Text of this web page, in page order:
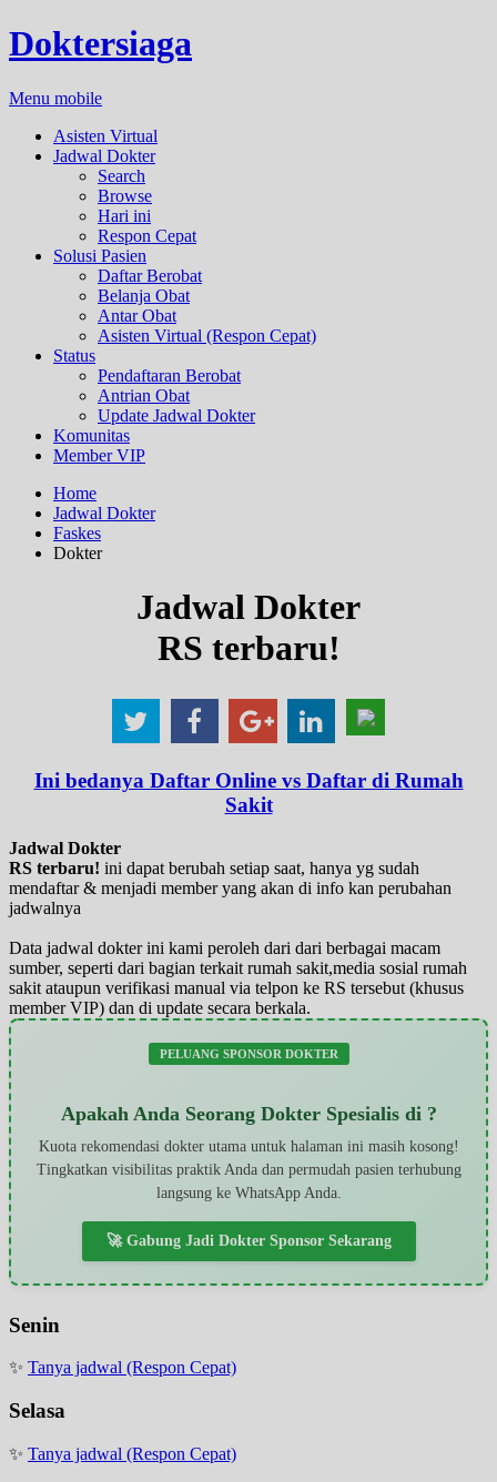
Doktersiaga
Menu mobile
Asisten Virtual
Jadwal Dokter
Search
Browse
Hari ini
Respon Cepat
Solusi Pasien
Daftar Berobat
Belanja Obat
Antar Obat
Asisten Virtual (Respon Cepat)
Status
Pendaftaran Berobat
Antrian Obat
Update Jadwal Dokter
Komunitas
Member VIP
Home
Jadwal Dokter
Faskes
Dokter
Jadwal Dokter
RS terbaru!
Ini bedanya Daftar Online vs Daftar di Rumah
Sakit
Jadwal Dokter
RS terbaru! ini dapat berubah setiap saat, hanya yg sudah
mendaftar & menjadi member yang akan di info kan perubahan
jadwalnya
Data jadwal dokter ini kami peroleh dari dari berbagai macam
sumber, seperti dari bagian terkait rumah sakit,media sosial rumah
sakit ataupun verifikasi manual via telpon ke RS tersebut (khusus
member VIP) dan di update secara berkala.
PELUANG SPONSOR DOKTER
Apakah Anda Seorang Dokter Spesialis di ?
Kuota rekomendasi dokter utama untuk halaman ini masih kosong!
Tingkatkan visibilitas praktik Anda dan permudah pasien terhubung
langsung ke WhatsApp Anda.
🚀 Gabung Jadi Dokter Sponsor Sekarang
Senin
✨ Tanya jadwal (Respon Cepat)
Selasa
✨ Tanya jadwal (Respon Cepat)